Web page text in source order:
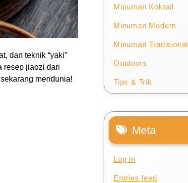
dan teknik “yaki”
resep jiaozi dari
mendunia!
Minuman Koktail
Minuman Modern
Minuman Tradisional
Outdoors
Tips & Trik
Meta
Log in
Entries feed